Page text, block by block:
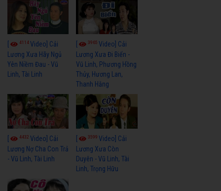
4114Video] Cải
Lương Xưa Hãy Ngủ
Yên Niềm Đau - Vũ
Linh, Tài Linh
3965Video] Cải
Lương Xưa Đi Biển -
Vũ Linh, Phương Hồng
Thủy, Hương Lan,
Thanh Hằng
4432 Video] Cải
Lương Nợ Cha Con Trả
- Vũ Linh, Tài Linh
3599Video] Cải
Lương Xưa Còn
Duyên - Vũ Linh, Tài
Linh, Trọng Hữu